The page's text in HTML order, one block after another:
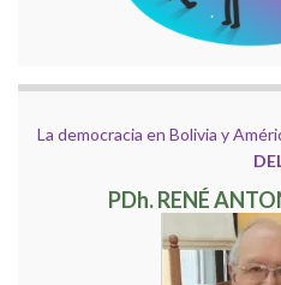
La democracia en Bolivia y
PDh. RENÉ